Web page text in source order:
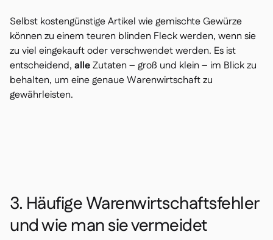
Selbst kostengünstige Artikel wie gemischte Gewürze
können zu einem teuren blinden Fleck werden, wenn sie
zu viel eingekauft oder verschwendet werden. Es ist
entscheidend, alleZutaten – groß und klein – im Blick zu
behalten, um eine genaue Warenwirtschaft zu
gewährleisten.
3. Häufige Warenwirtschaftsfehler
und wie man sie vermeidet